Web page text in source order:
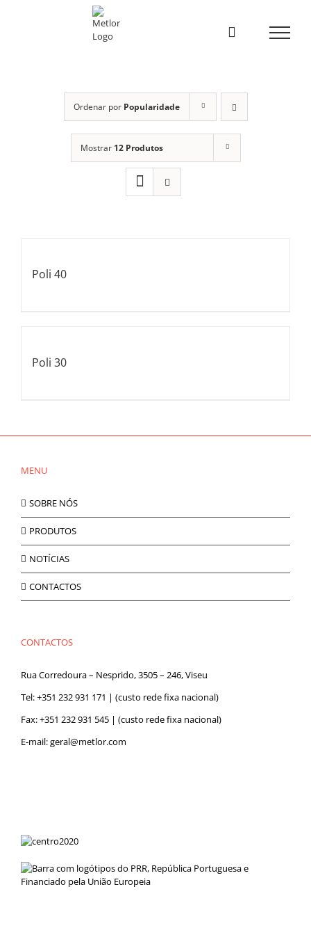
Ordenar por Popularidade
Mostrar 12 Produtos
Poli 40
Poli 30
MENU
SOBRE NÓS
PRODUTOS
NOTÍCIAS
CONTACTOS
CONTACTOS
Rua Corredoura – Nesprido, 3505 – 246, Viseu
Tel:+351 232 931 171 | (custo rede fixa nacional)
Fax: +351 232 931 545 | (custo rede fixa nacional)
E-mail:geral@metlor.com